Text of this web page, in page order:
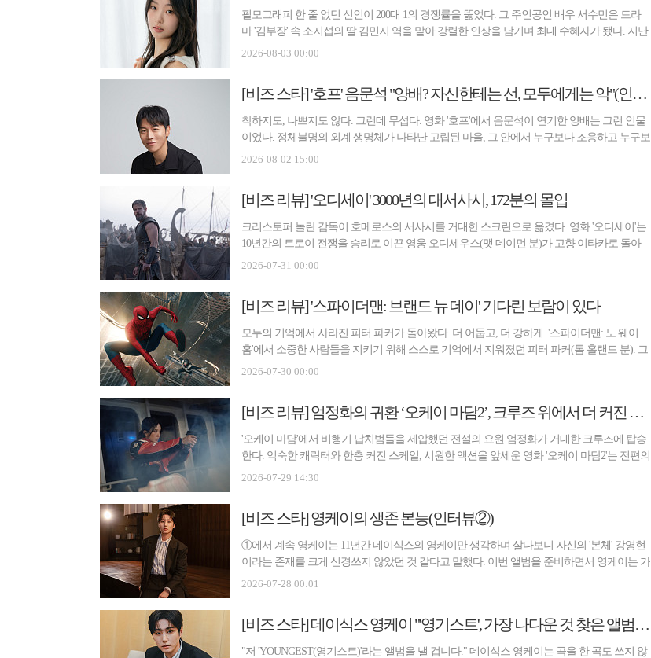
필모그래피 한 줄 없던 신인이 200대 1의 경쟁률을 뚫었다. 그 주인공인 배우 서수민은 드라
마 '김부장' 속 소지섭의 딸 김민지 역을 맡아 강렬한 인상을 남기며 최대 수혜자가 됐다. 지난
달...
2026-08-03 00:00
[비즈 스타] '호프' 음문석 "양배? 자신한테는 선, 모두에게는 악"(인터뷰)
착하지도, 나쁘지도 않다. 그런데 무섭다. 영화 '호프'에서 음문석이 연기한 양배는 그런 인물
이었다. 정체불명의 외계 생명체가 나타난 고립된 마을, 그 안에서 누구보다 조용하고 누구보
다...
2026-08-02 15:00
[비즈 리뷰] '오디세이' 3000년의 대서사시, 172분의 몰입
크리스토퍼 놀란 감독이 호메로스의 서사시를 거대한 스크린으로 옮겼다. 영화 '오디세이'는
10년간의 트로이 전쟁을 승리로 이끈 영웅 오디세우스(맷 데이먼 분)가 고향 이타카로 돌아
가기 ...
2026-07-31 00:00
[비즈 리뷰] '스파이더맨: 브랜드 뉴 데이' 기다린 보람이 있다
모두의 기억에서 사라진 피터 파커가 돌아왔다. 더 어둡고, 더 강하게. '스파이더맨: 노 웨이
홈'에서 소중한 사람들을 지키기 위해 스스로 기억에서 지워졌던 피터 파커(톰 홀랜드 분). 그
...
2026-07-30 00:00
[비즈 리뷰] 엄정화의 귀환 ‘오케이 마담2’, 크루즈 위에서 더 커진 웃음과 액션
'오케이 마담'에서 비행기 납치범들을 제압했던 전설의 요원 엄정화가 거대한 크루즈에 탑승
한다. 익숙한 캐릭터와 한층 커진 스케일, 시원한 액션을 앞세운 영화 '오케이 마담2'는 전편의
...
2026-07-29 14:30
[비즈 스타] 영케이의 생존 본능(인터뷰②)
①에서 계속 영케이는 11년간 데이식스의 영케이만 생각하며 살다보니 자신의 '본체' 강영현
이라는 존재를 크게 신경쓰지 않았던 것 같다고 말했다. 이번 앨범을 준비하면서 영케이는 가
장 강...
2026-07-28 00:01
[비즈 스타] 데이식스 영케이 "'영기스트', 가장 나다운 것 찾은 앨범"(인터뷰①)
"저 'YOUNGEST(영기스트)'라는 앨범을 낼 겁니다." 데이식스 영케이는 곡을 한 곡도 쓰지 않